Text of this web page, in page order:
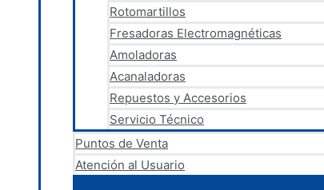
Rotomartillos
Fresadoras Electromagnéticas
Amoladoras
Acanaladoras
Repuestos y Accesorios
Servicio Técnico
Puntos de Venta
Atención al Usuario